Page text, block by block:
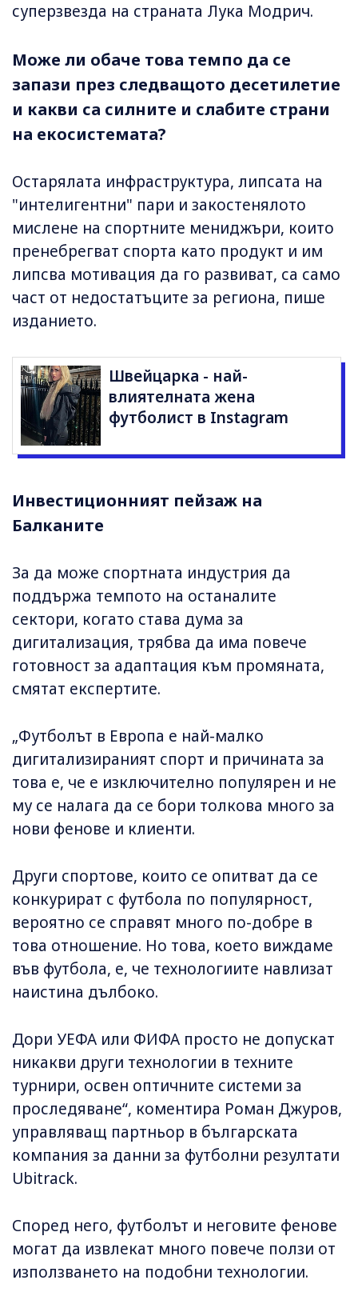
суперзвезда на страната Лука Модрич.
Може ли обаче това темпо да се
запази през следващото десетилетие
и какви са силните и слабите страни
на екосистемата?
Остарялата инфраструктура, липсата на
"интелигентни" пари и закостенялото
мислене на спортните мениджъри, които
пренебрегват спорта като продукт и им
липсва мотивация да го развиват, са само
част от недостатъците за региона, пише
изданието.
Швейцарка - най-
влиятелната жена
футболист в Instagram
Инвестиционният пейзаж на
Балканите
За да може спортната индустрия да
поддържа темпото на останалите
сектори, когато става дума за
дигитализация, трябва да има повече
готовност за адаптация към промяната,
смятат експертите.
„Футболът в Европа е най-малко
дигитализираният спорт и причината за
това е, че е изключително популярен и не
му се налага да се бори толкова много за
нови фенове и клиенти.
Други спортове, които се опитват да се
конкурират с футбола по популярност,
вероятно се справят много по-добре в
това отношение. Но това, което виждаме
във футбола, е, че технологиите навлизат
наистина дълбоко.
Дори УЕФА или ФИФА просто не допускат
никакви други технологии в техните
турнири, освен оптичните системи за
проследяване“, коментира Роман Джуров,
управляващ партньор в българската
компания за данни за футболни резултати
Ubitrack.
Според него, футболът и неговите фенове
могат да извлекат много повече ползи от
използването на подобни технологии.